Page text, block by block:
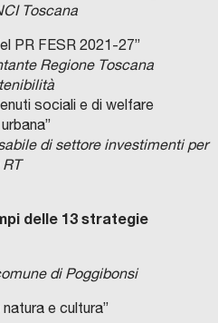
Toscana
PR FESR 2021-27”
Regione Toscana
sociali e di welfare
di settore investimenti per
delle 13 strategie
di Poggibonsi
e cultura”